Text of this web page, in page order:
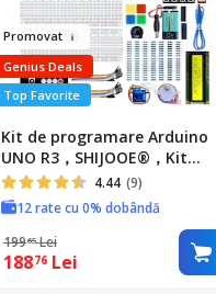
Promovat
Genius Deals
Top Favorite
Kit de programare Arduino
UNO R3，SHIJOOE®，Kit
start componente
electronice，Kit compatibil
Arduino IDE，peste 165
componente，senzori si
motor pas cu pas，servo
motor SG90，Display LCD，
4.44 (9)
12 rate cu 0% dobândă
19965 Lei
18876 Lei